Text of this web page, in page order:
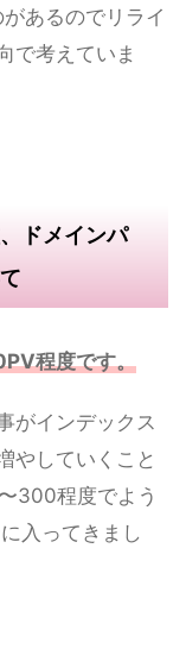
あるのでリライ
で考えていま
ドメインパ
程度です。
がインデックス
やしていくこと
300程度でよう
入ってきまし